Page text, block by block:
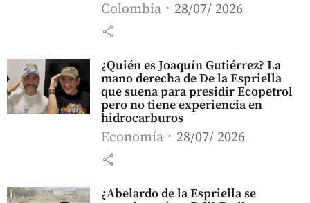
Colombia 28/07/ 2026
share
¿Quién es Joaquín Gutiérrez? La
mano derecha de De la Espriella
que suena para presidir Ecopetrol
pero no tiene experiencia en
hidrocarburos
Economía 28/07/ 2026
share
¿Abelardo de la Espriella se